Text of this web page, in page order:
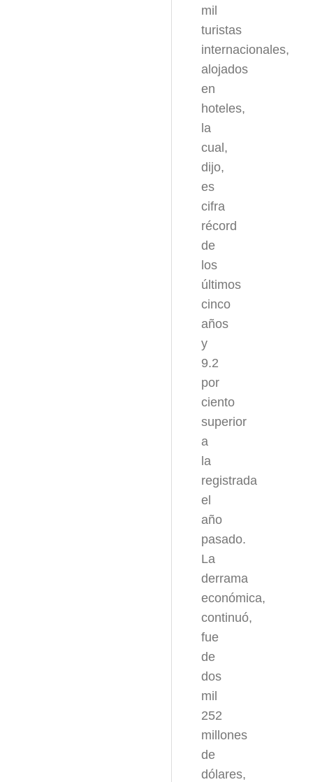
mil
turistas
internacionales,
alojados
en
hoteles,
la
cual,
dijo,
es
cifra
récord
de
los
últimos
cinco
años
y
9.2
por
ciento
superior
a
la
registrada
el
año
pasado.
La
derrama
económica,
continuó,
fue
de
dos
mil
252
millones
de
dólares,